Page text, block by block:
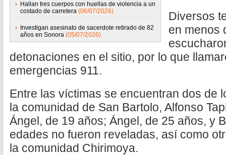
Hallan tres cuerpos con huellas de violencia a un
costado de carretera (06/07/2026)
Investigan asesinato de sacerdote retirado de 82
años en Sonora (05/07/2026)
Diversos
en menos
detonaciones en el sitio, por lo que
emergencias 911.
Entre las víctimas se encuentran dos de
la comunidad de San Bartolo, Alfonso
Ángel, de 19 años; Ángel, de 25 años, y
edades no fueron reveladas, así como
la comunidad Chirimoya.